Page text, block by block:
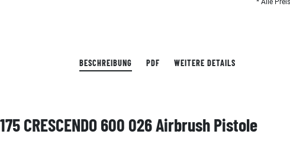
* Alle
BESCHREIBUNG PDF WEITERE DETAILS
CRESCENDO 600 026 Airbrush Pistole